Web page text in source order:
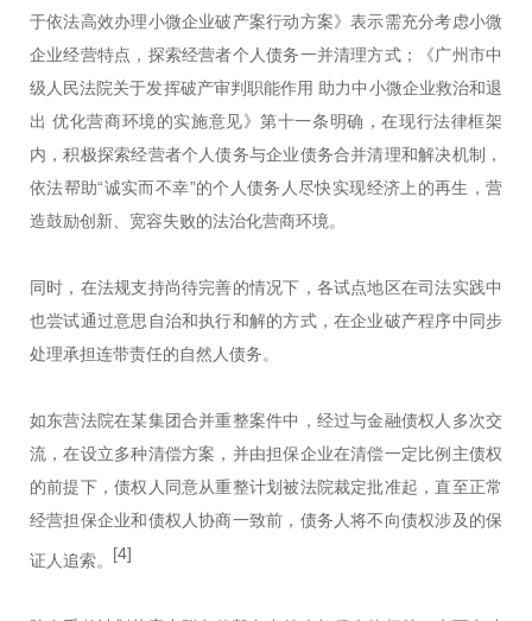
于依法高效办理小微企业破产案行动方案》表示需充分考虑小微
企业经营特点，探索经营者个人债务一并清理方式；《广州市中
级人民法院关于发挥破产审判职能作用 助力中小微企业救治和退
出 优化营商环境的实施意见》第十一条明确，在现行法律框架
内，积极探索经营者个人债务与企业债务合并清理和解决机制，
依法帮助“诚实而不幸”的个人债务人尽快实现经济上的再生，营
造鼓励创新、宽容失败的法治化营商环境。
同时，在法规支持尚待完善的情况下，各试点地区在司法实践中
也尝试通过意思自治和执行和解的方式，在企业破产程序中同步
处理承担连带责任的自然人债务。
如东营法院在某集团合并重整案件中，经过与金融债权人多次交
流，在设立多种清偿方案，并由担保企业在清偿一定比例主债权
的前提下，债权人同意从重整计划被法院裁定批准起，直至正常
经营担保企业和债权人协商一致前，债务人将不向债权涉及的保
证人追索。 [4]